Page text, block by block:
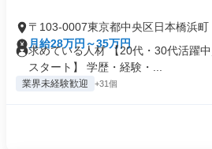
〒103-0007東京都中央区日本橋浜町
月給28万円～35万円
求めている人材 【20代・30代活躍
スタート】 学歴・経験・...
業界未経験歓迎 +31個